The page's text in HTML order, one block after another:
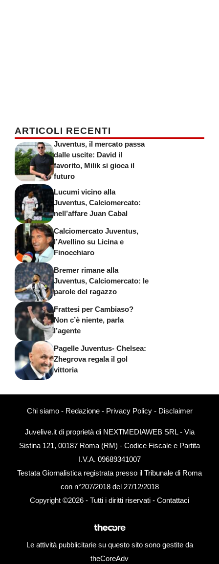
ARTICOLI RECENTI
Juventus, il mercato passa
dalle uscite: David il
favorito, Milik si gioca il
futuro
Lucumi vicino alla
Juventus, Calciomercato:
nell’affare Juan Cabal
Calciomercato Juventus,
l’Avellino su Licina e
Finocchiaro
Bremer rimane alla
Juventus, Calciomercato: le
parole del ragazzo
Frattesi per Cambiaso?
Non c’è niente, parla
l’agente
Pagelle Juventus- Chelsea:
Zhegrova regala il gol
vittoria
Chi siamo- Redazione- Privacy Policy- Disclaimer
Juvelive.it di proprietà di NEXTMEDIAWEB SRL - Via
Sistina 121, 00187 Roma (RM) - Codice Fiscale e Partita
I.V.A. 09689341007
Testata Giornalistica registrata presso il Tribunale di Roma
con n°207/2018 del 27/12/2018
Copyright ©2026 - Tutti i diritti riservati - Contattaci
Le attività pubblicitarie su questo sito sono gestite da
theCoreAdv